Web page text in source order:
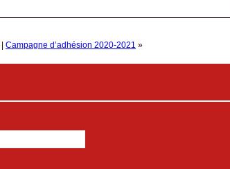
| Campagne d’adhésion 2020-2021 »